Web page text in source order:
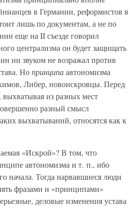
в Германии, реформистов в
лишь по документам, а не по
еще на II съезде говорил
централизма он будет защищать
ни звуком не возражал против
Нопринципаавтономизма
Либер, новоискровцы. Перед
выхватывая из разных мест
разный смысл
выхватываний, относятся как к
«Искрой»? В том, что
автономизма и т. п., ибо
начала. Тогда нарвавшиеся люди
фразами и «принципами»
деловые изменения устава